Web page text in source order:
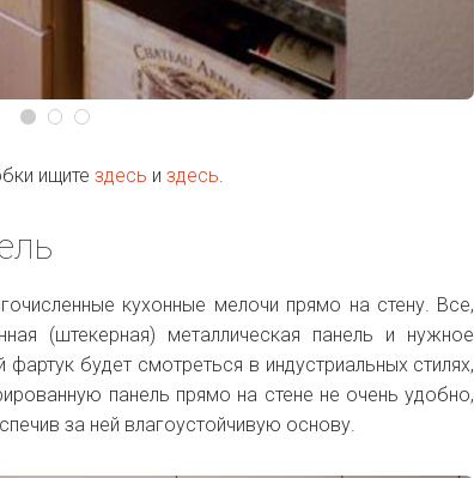
ищитездесь издесь
кухонные мелочи прямо на стену. Все,
(штекерная) металлическая панель и нужное
будет смотреться в индустриальных стилях,
панель прямо на стене не очень удобно,
за ней влагоустойчивую основу.